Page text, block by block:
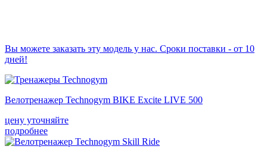
Вы можете заказать эту модель у нас. Сроки поставки - от 10
дней!
Велотренажер Technogym BIKE Excite LIVE 500
цену уточняйте
подробнее